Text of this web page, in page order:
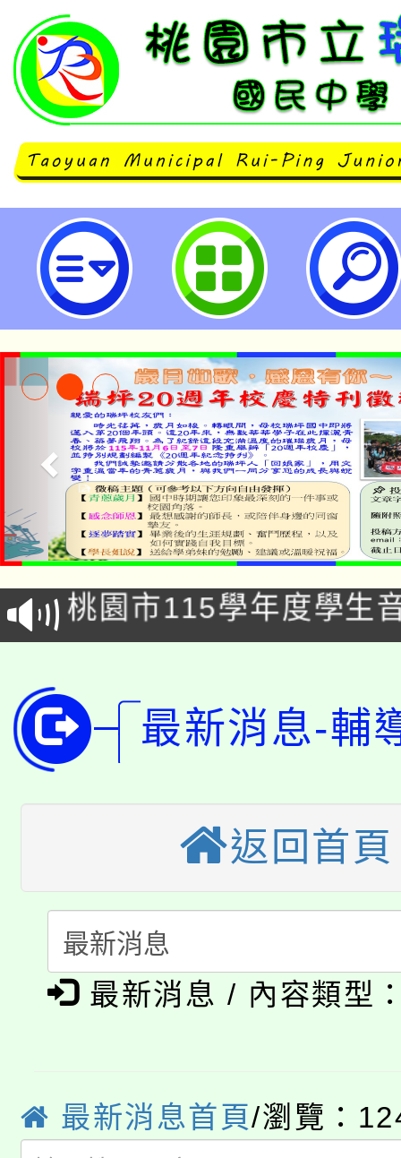
文藻學校財團法人文藻外語大學辦
中雙外語夏令營海報-桃園市立瑞
公告本校115學年度第
代理(課)教師甄選結果(
「2026金融保險知識
車」活動
桃園市115學年度學生
生本土語及新住民語歌
公告本校115學年度第
代理(課)教師甄選結果(
代理(課)教師甄選結果(
轉知中國文化大學推廣
程，歡迎學生輔導中心
系所師生報名參加。
縣市「校園短影音徵
踴躍報名參加。
桃園市115學年度學生
「桃園市補助參觀特色
展演活動實施計畫」
115年度「教育部表揚
義教育推展貢獻獎」
公告本校115學年度第
代理(課)教師甄選結果(
「2026金融保險知識
生本土語及新住民語歌
代理(課)教師甄選結果(
公告本校115學年度第
最新消息-輔
返回首頁
最新消息 / 內容類型
最新消息首頁/瀏覽：